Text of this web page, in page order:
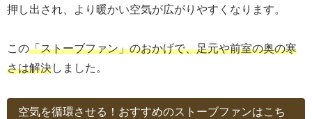
押し出され、より暖かい空気が広がりやすくなります。
この「ストーブファン」のおかげで、足元や前室の奥の寒
さは解決しました。
空気を循環させる！おすすめのストーブファンはこち